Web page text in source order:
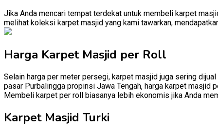
Jika Anda mencari tempat terdekat untuk membeli karpet
melihat koleksi karpet masjid yang kami tawarkan,
Harga Karpet Masjid per Roll
Selain harga per meter persegi, karpet masjid juga sering
pasar Purbalingga propinsi Jawa Tengah, harga karpet masjid
Membeli karpet per roll biasanya lebih ekonomis jika Anda
Karpet Masjid Turki